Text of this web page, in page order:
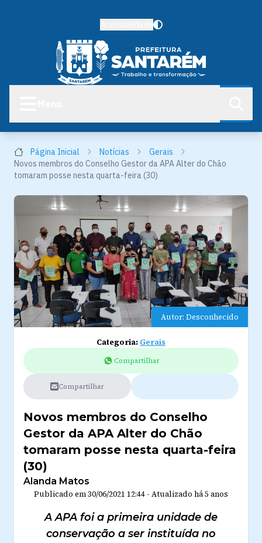
Página Inicial Notícias
Gerais
Novos membros do Conselho Gestor da APA Alter do Chão
tomaram posse nesta quarta-feira (30)
Autor: Desconhecido
Categoria: Gerais
Compartilhar
Compartilhar
Novos membros do Conselho
Gestor da APA Alter do Chão
tomaram posse nesta quarta-feira
(30)
Alanda Matos
Publicado em30/06/2021 12:44 - Atualizado há 5 anos
A APA foi a primeira unidade de
conservação a ser instituída no